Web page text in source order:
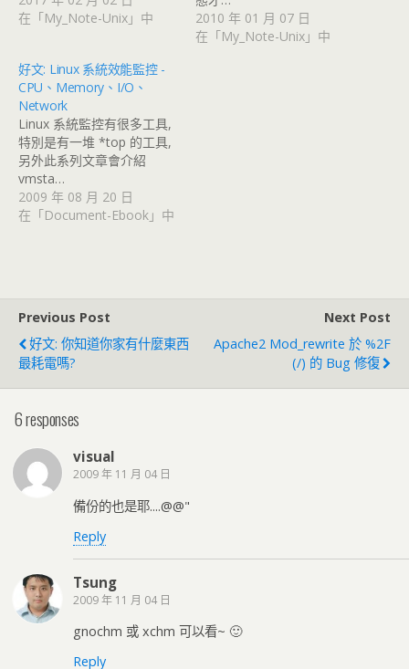
在「My_Note-Unix」中
2010 年 01 月 07 日
在「My_Note-Unix」中
好文: Linux 系統效能監控 -
CPU、Memory、I/O、
Network
Linux 系統監控有很多工具,
特別是有一堆 *top 的工具,
另外此系列文章會介紹
vmsta…
2009 年 08 月 20 日
在「Document-Ebook」中
Previous Post
好文: 你知道你家有什麼東西
最耗電嗎?
Next Post
Apache2 Mod_rewrite 於 %2F
(/) 的 Bug 修復
6 responses
visual
2009 年 11 月 04 日
備份的也是耶....@@"
Reply
Tsung
2009 年 11 月 04 日
gnochm 或 xchm 可以看~ 🙂
Reply